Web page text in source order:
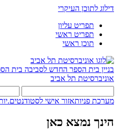
דילוג לתוכן העיקרי
תפריט עליון
תפריט ראשי
תוכן ראשי
בניין בית הספר החדש לסביבה בית
אוניברסיטת תל אביב
מערכת פניותאזור אישי
הינך נמצא כאן